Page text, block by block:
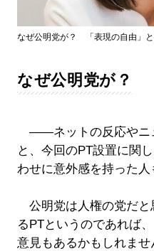
なぜ公明党が？ 「表現の自由」
なぜ公明党が？
――ネットの反応やニ
と、今回のPT設置に関
わせに意外感を持った人
公明党は人権の党だと
るPTというのであれば
意見もあるかもしれま